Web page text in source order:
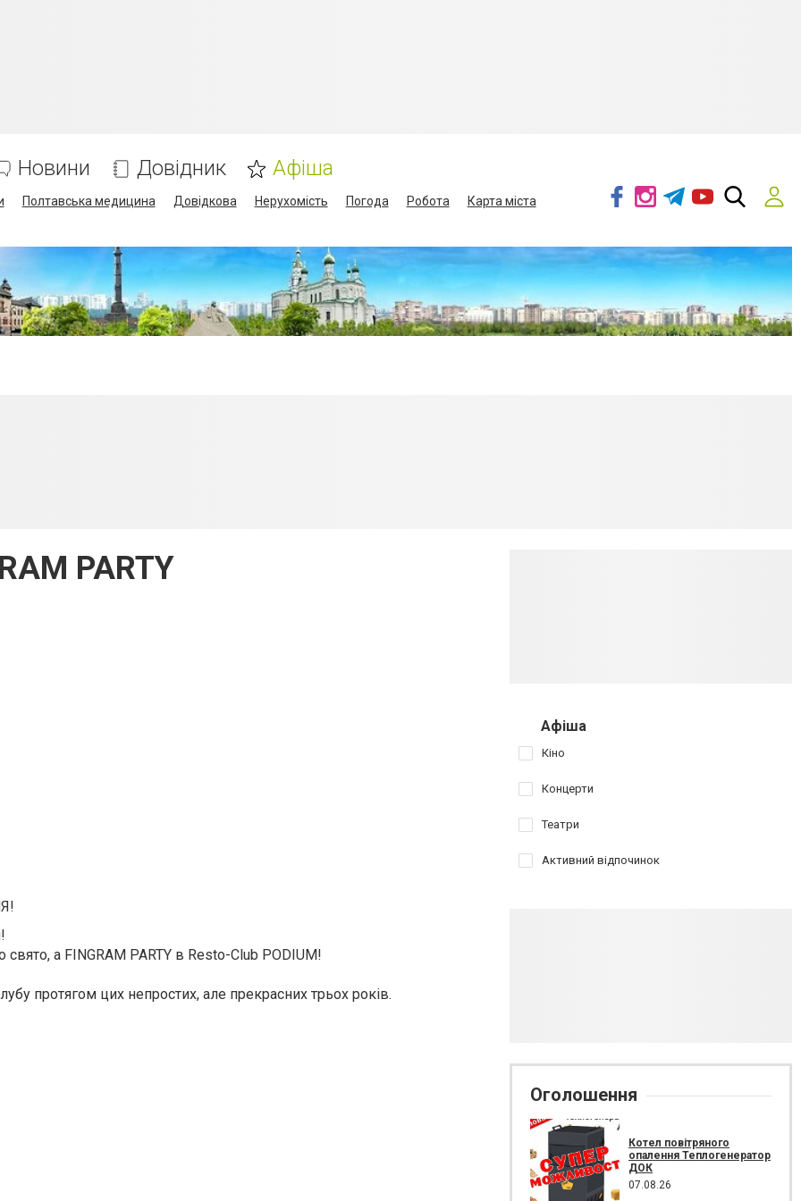
Новини Довідник Афіша
Полтавська медицина Довідкова Нерухомість Погода Робота Карта міста
PARTY
а FINGRAM PARTY в Resto-Club PODIUM!
протягом цих непростих, але прекрасних трьох років.
Афіша
Кіно
Концерти
Театри
Активний відпочинок
Оголошення
Котел повітряного
опалення Теплогенератор
ДОК
07.08.26